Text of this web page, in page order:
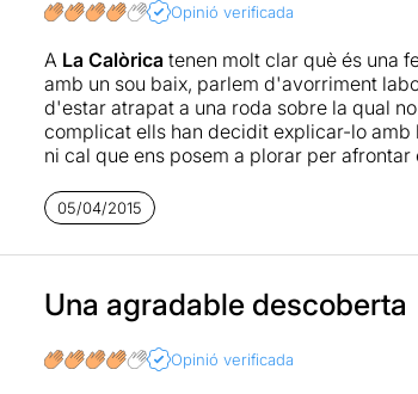
L'únic que m'ha deixat un pel fred és
una altra, tothom ja ho sabia i potser
crítica sobre les feines de merda és fàcil;
Opinió verificada
A La Calòrica tenen molt clar què és una
amb un sou baix, parlem d'avorriment
d'estar atrapat a una roda sobre la qual
complicat ells han decidit explicar-lo
ni cal que ens posem a plorar per
exemples que ens sonaran
Una obra per riure i reflexionar, no us la
Més informació
05/04/2015
Una agradable descoberta
Opinió verificada